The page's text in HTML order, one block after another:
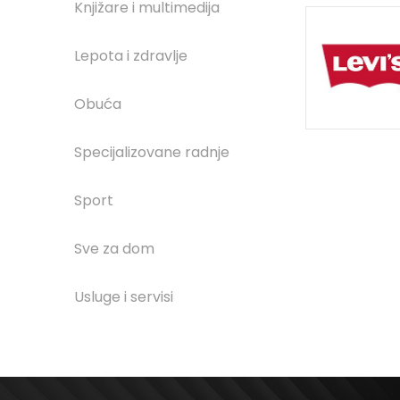
Knjižare i multimedija
Lepota i zdravlje
Obuća
Specijalizovane radnje
Sport
Sve za dom
Usluge i servisi